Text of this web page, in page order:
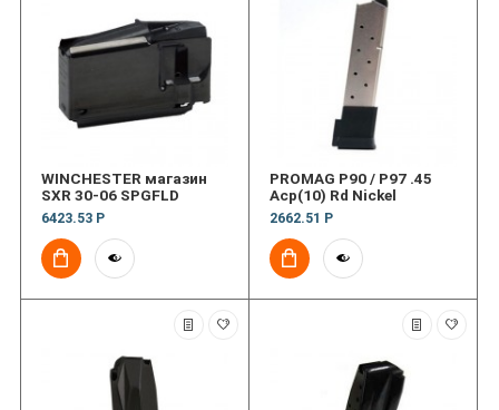
WINCHESTER магазин
SXR 30-06 SPGFLD
6423.53 Р
PROMAG P90 / P97 .45
Acp(10) Rd Nickel
2662.51 Р